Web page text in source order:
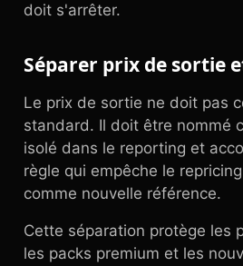
doit s'arrêter.
Séparer prix de sortie
Le prix de sortie ne doit pas
standard. Il doit être nommé
isolé dans le reporting et
règle qui empêche le
comme nouvelle référence.
Cette séparation protège les
les packs premium et les